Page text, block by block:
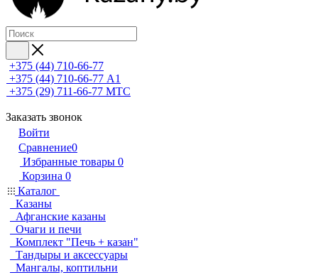
+375 (44) 710-66-77
+375 (44) 710-66-77 А1
+375 (29) 711-66-77 МТС
Заказать звонок
Войти
Сравнение0
Избранные товары 0
Корзина 0
Каталог
Казаны
Афганские казаны
Очаги и печи
Комплект "Печь + казан"
Тандыры и аксессуары
Мангалы, коптильни